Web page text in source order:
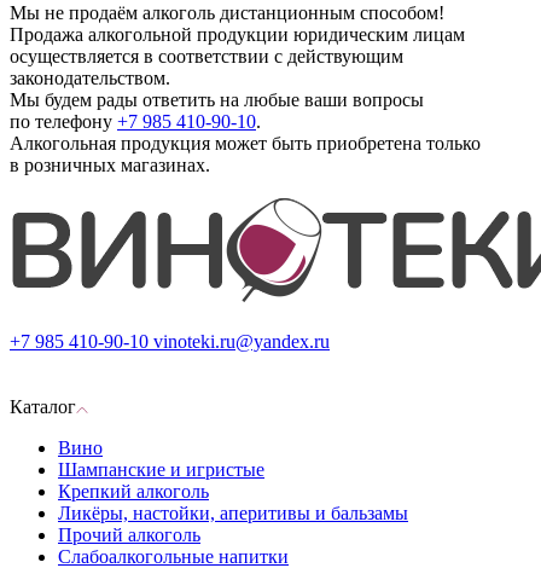
Мы не продаём алкоголь дистанционным способом!
Продажа алкогольной продукции юридическим лицам
осуществляется в соответствии с действующим
законодательством.
Мы будем рады ответить на любые ваши вопросы
по телефону +7 985 410-90-10.
Алкогольная продукция может быть приобретена только
в розничных магазинах.
+7 985 410-90-10 vinoteki.ru@yandex.ru
Каталог
Вино
Шампанские и игристые
Крепкий алкоголь
Ликёры, настойки, аперитивы и бальзамы
Прочий алкоголь
Слабоалкогольные напитки